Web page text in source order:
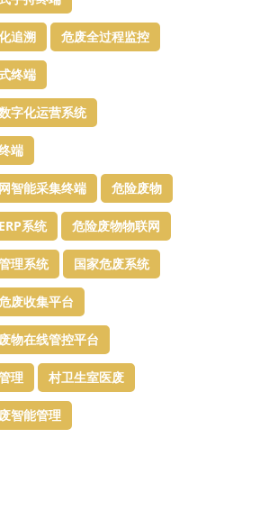
追溯 危废全过程监控
终端
字化运营系统
端
智能采集终端 危险废物
系统 危险废物物联网
理系统 国家危废系统
废收集平台
物在线管控平台
理 村卫生室医废
智能管理